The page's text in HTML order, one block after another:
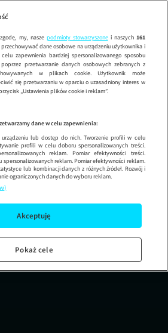
mobilną
nawigacji i ciesz się szybszym
my, nasze podmioty stowarzyszonei naszych 161
dane osobowe na urządzeniu użytkownika i
zapewnienia bardziej spersonalizowanego sposobu
przetwarzanie danych osobowych zebranych z
w plikach cookie. Użytkownik może
się przetwarzaniu w oparciu o uzasadniony interes w
„Ustawienia plików cookie i reklam”.
dane w celu zapewnienia:
urządzeniu lub dostęp do nich. Tworzenie profili w celu
profili w celu doboru spersonalizowanych treści.
reklam. Pomiar efektywności treści.
reklam. Pomiar efektywności reklam.
lub kombinacji danych z różnych źródeł. Rozwój i
ograniczonych danych do wyboru reklam.
Akceptuję
Pokaż cele